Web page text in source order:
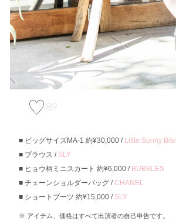
89
ビッグサイズMA-1 約¥30,000 / Little Sunny Bite
ブラウス / SLY
ヒョウ柄ミニスカート 約¥6,000 / BUBBLES
チェーンショルダーバッグ /CHANEL
ショートブーツ 約¥15,000 / SLY
アイテム、価格はすべて出演者の自己申告です。